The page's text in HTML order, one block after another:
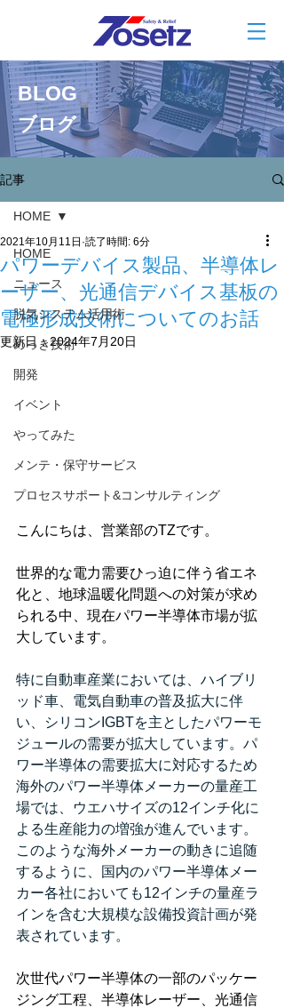
BLOG
ブログ
記事
HOME
ニュース
脱気システム活用術
めっき技術
開発
イベント
やってみた
メンテ・保守サービス
プロセスサポート&コンサルティング
HOME
パワーデバイス製品、半導体レ
ーザー、光通信デバイス基板の
電極形成技術についてのお話
2021年10月11日 読了時間: 6分
更新日：2024年7月20日
こんにちは、営業部のTZです。
世界的な電力需要ひっ迫に伴う省エネ
化と、地球温暖化問題への対策が求め
られる中、現在パワー半導体市場が拡
大しています。
特に自動車産業においては、ハイブリ
ッド車、電気自動車の普及拡大に伴
い、シリコンIGBTを主としたパワーモ
ジュールの需要が拡大しています。パ
ワー半導体の需要拡大に対応するため
海外のパワー半導体メーカーの量産工
場では、ウエハサイズの12インチ化に
よる生産能力の増強が進んでいます。
このような海外メーカーの動きに追随
するように、国内のパワー半導体メー
カー各社においても12インチの量産ラ
インを含む大規模な設備投資計画が発
表されています。
次世代パワー半導体の一部のパッケー
ジング工程、半導体レーザー、光通信